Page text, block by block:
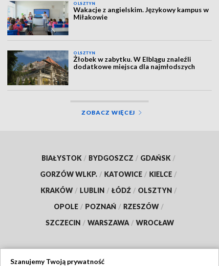
OLSZTYN
Wakacje z angielskim. Językowy kampus w
Miłakowie
OLSZTYN
Żłobek w zabytku. W Elblągu znaleźli
dodatkowe miejsca dla najmłodszych
ZOBACZ WIĘCEJ
BIAŁYSTOK / BYDGOSZCZ / GDAŃSK /
GORZÓW WLKP. / KATOWICE / KIELCE /
KRAKÓW / LUBLIN / ŁÓDŹ / OLSZTYN /
OPOLE / POZNAŃ / RZESZÓW /
SZCZECIN / WARSZAWA / WROCŁAW
Szanujemy Twoją prywatność